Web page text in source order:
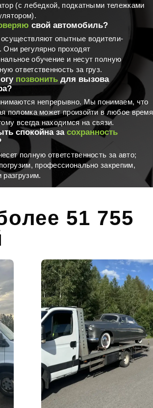
(с лебедкой, подкатными тележками
свой автомобиль?
осуществляют опытные водители-
Они регулярно проходят
обучение и несут полную
ответственность за груз.
позвонить для вызова
непрерывно. Мы понимаем, что
поломка может произойти в любое время
всегда находимся на связи.
спокойна за сохранность
полную ответственность за авто;
профессионально закрепим,
разгрузим.
51 755